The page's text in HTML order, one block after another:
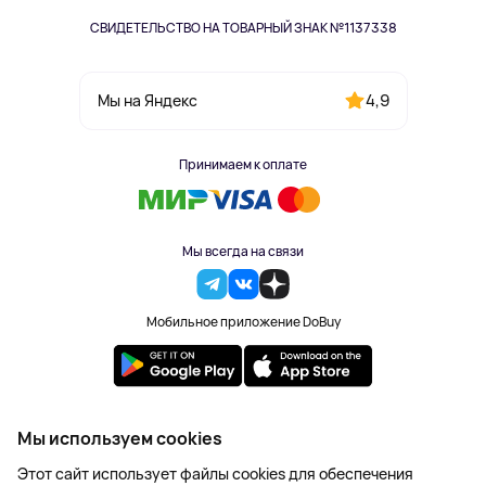
СВИДЕТЕЛЬСТВО НА ТОВАРНЫЙ ЗНАК №1137338
Мы на Яндекс 4,9
Принимаем к оплате
Мы всегда на связи
Мобильное приложение DoBuy
2023-2026 © DoBuy. Все права защищены
Правила обработки персональных данных
Пользовательское соглашение
Мы используем cookies
Этот сайт использует файлы cookies для обеспечения